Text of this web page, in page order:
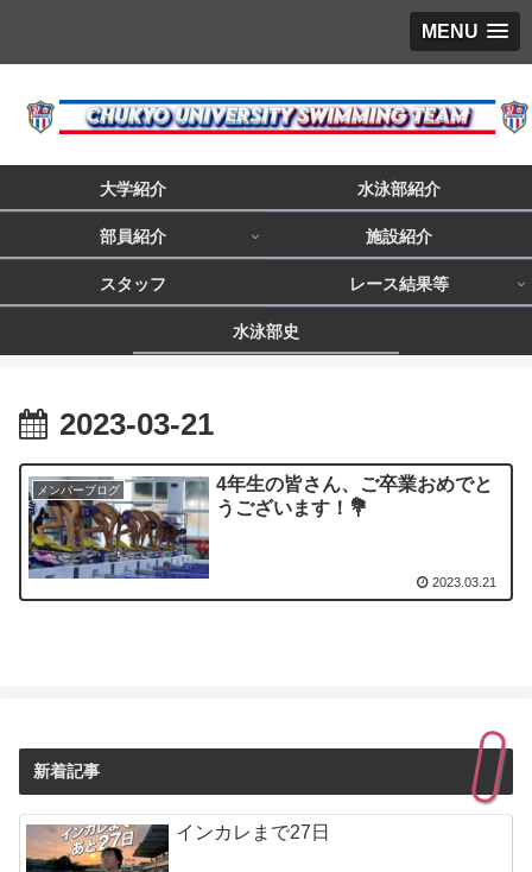
MENU
大学紹介 水泳部紹介
部員紹介 施設紹介
スタッフ レース結果等
水泳部史
2023-03-21
メンバーブログ
4年生の皆さん、ご卒業おめでと
うございます！💐
2023.03.21
新着記事
インカレまで27日